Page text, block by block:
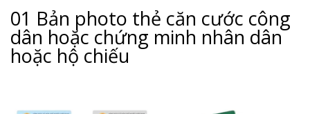
01 Bản photo thẻ căn cước công
dân hoặc chứng minh nhân dân
hoặc hộ chiếu